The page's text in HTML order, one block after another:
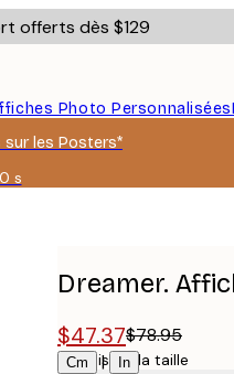
offerts dès $129
Photo Personnalisées
sur les Posters*
0 s
Dreamer.
$47.37$78.95
Cm | In
Choisissez la taille